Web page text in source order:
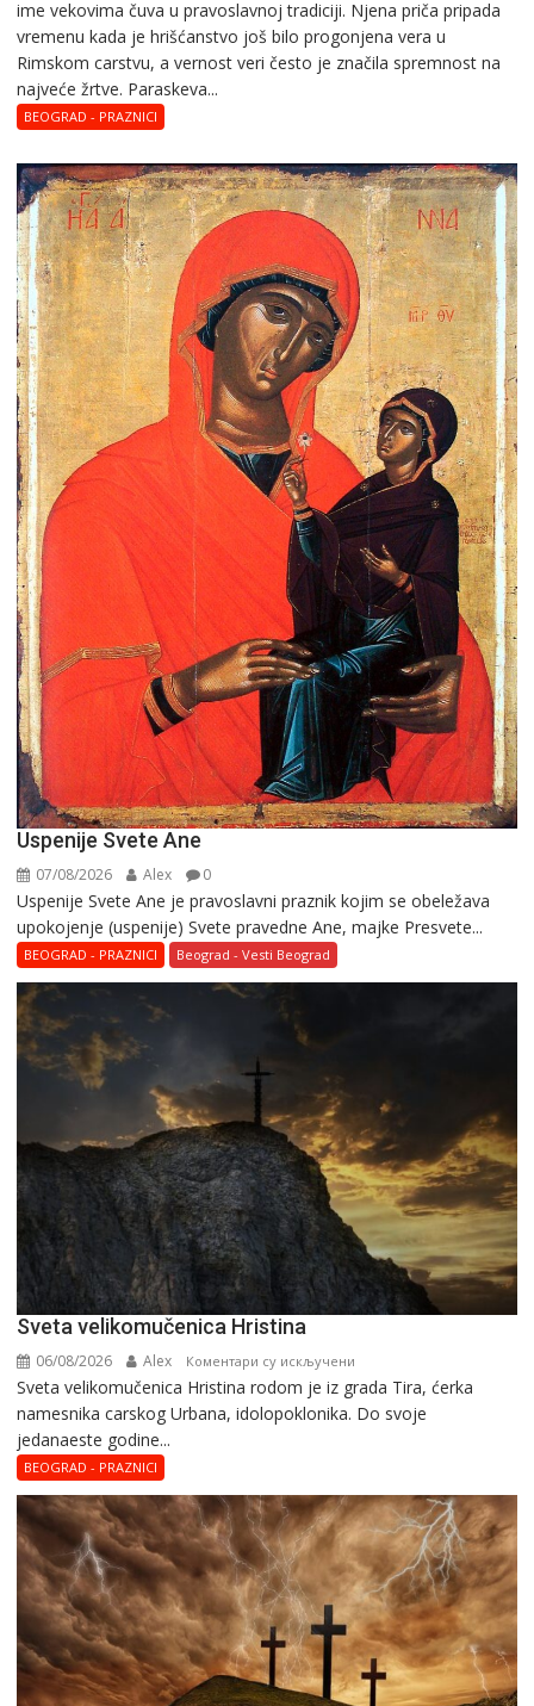
ime vekovima čuva u pravoslavnoj tradiciji. Njena priča pripada
vremenu kada je hrišćanstvo još bilo progonjena vera u
Rimskom carstvu, a vernost veri često je značila spremnost na
najveće žrtve. Paraskeva...
BEOGRAD - PRAZNICI
Uspenije Svete Ane
07/08/2026 Alex 0
Uspenije Svete Ane je pravoslavni praznik kojim se obeležava
upokojenje (uspenije) Svete pravedne Ane, majke Presvete...
BEOGRAD - PRAZNICI Beograd - Vesti Beograd
Svеta vеlikоmučеnica Hristina
06/08/2026 Alex Коментари су искључени
Svеta
vеlikоmučеnica
Svеta vеlikоmučеnica Hristina rodom je iz grada Tira, ćerka
namesnika carskog Urbana, idolopoklonika. Dо svоје
јеdanaеstе gоdinе...
BEOGRAD - PRAZNICI